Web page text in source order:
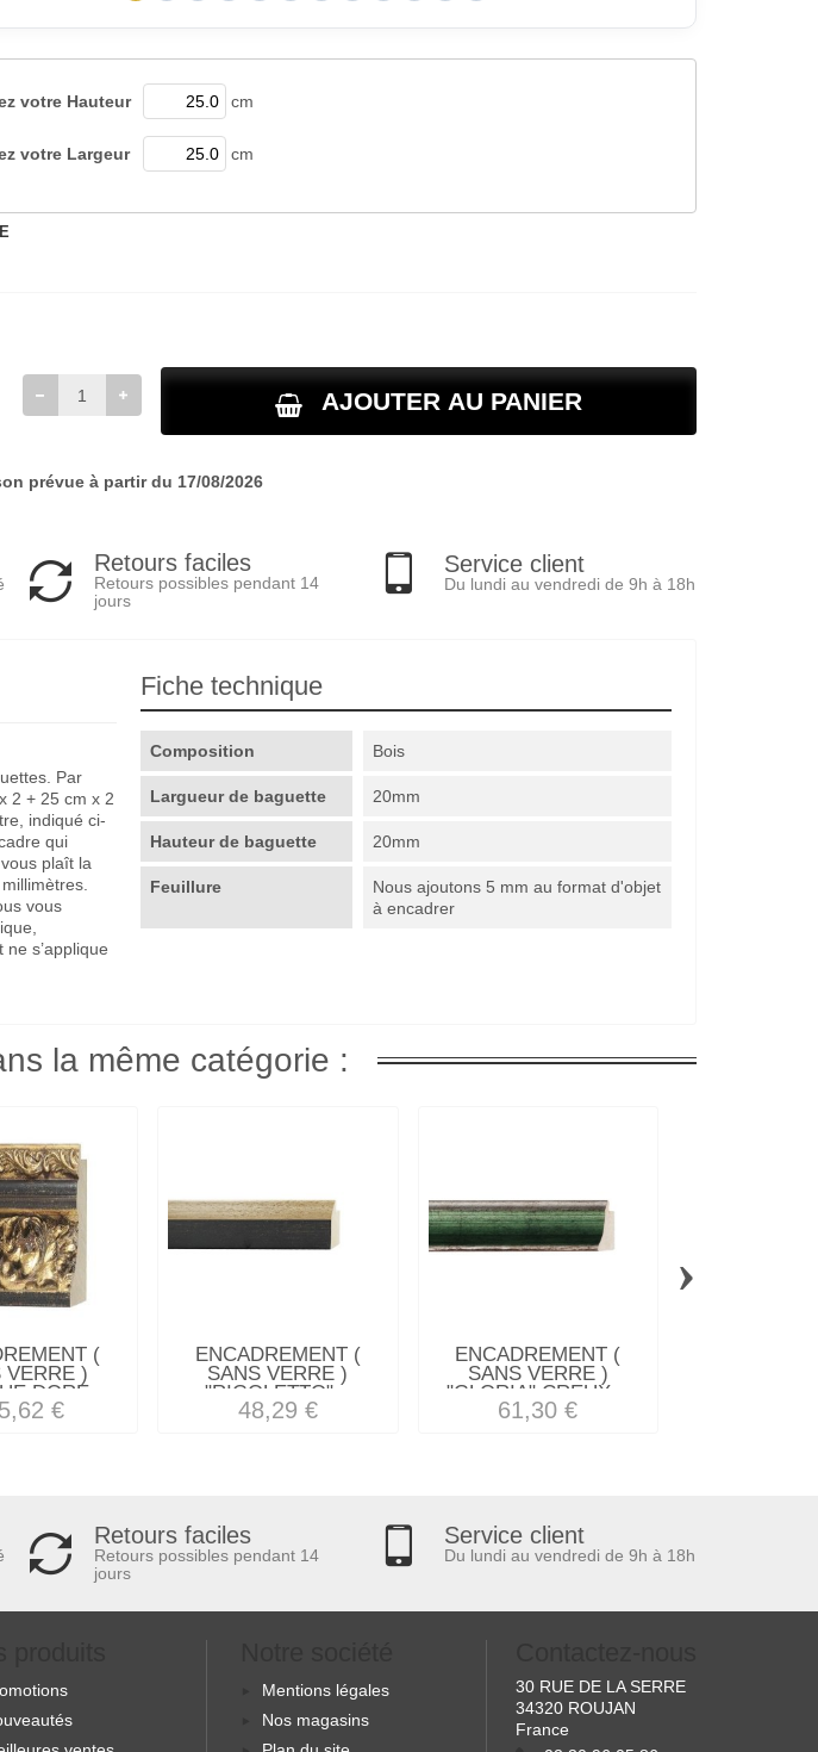
votre Hauteur cm
votre Largeur cm
AJOUTER AU PANIER
prévue à partir du 17/08/2026
Retours faciles
Retours possibles pendant 14
jours
Service client
Du lundi au vendredi de 9h à 18h
Par
2 + 25 cm x 2
indiqué ci-
qui
plaît la
vous
s’applique
Fiche technique
Composition Bois
Largueur de baguette 20mm
Hauteur de baguette 20mm
Feuillure
Nous ajoutons 5 mm au format d'objet
à encadrer
la même catégorie :
(
VERRE )
DORE...
€
ENCADREMENT (
SANS VERRE )
"RIGOLETTO"...
48,29 €
ENCADREMENT (
SANS VERRE )
"GLORIA" CREUX...
61,30 €
›
Retours faciles
Retours possibles pendant 14
jours
Service client
Du lundi au vendredi de 9h à 18h
Mentions légales
Nos magasins
30 RUE DE LA SERRE
34320 ROUJAN
France